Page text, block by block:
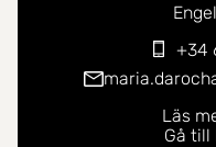
Du kan kontakta mig
+34
Läs
Gå till